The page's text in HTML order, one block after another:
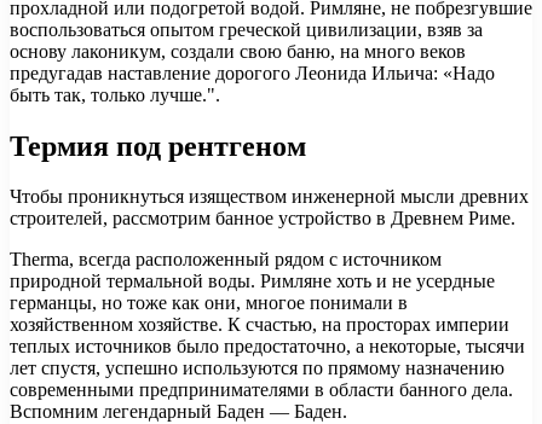
прохладной или подогретой водой. Римляне, не побрезгувшие
воспользоваться опытом греческой цивилизации, взяв за
основу лаконикум, создали свою баню, на много веков
предугадав наставление дорогого Леонида Ильича: «Надо
быть так, только лучше.".
Термия под рентгеном
Чтобы проникнуться изяществом инженерной мысли древних
строителей, рассмотрим банное устройство в Древнем Риме.
Therma, всегда расположенный рядом с источником
природной термальной воды. Римляне хоть и не усердные
германцы, но тоже как они, многое понимали в
хозяйственном хозяйстве. К счастью, на просторах империи
теплых источников было предостаточно, а некоторые, тысячи
лет спустя, успешно используются по прямому назначению
современными предпринимателями в области банного дела.
Вспомним легендарный Баден — Баден.